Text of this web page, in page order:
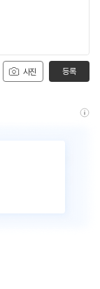
사진 등록